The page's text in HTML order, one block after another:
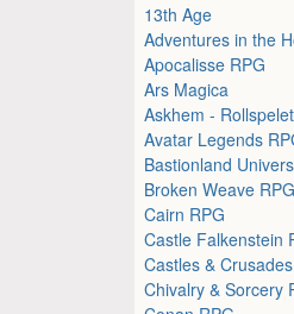
13th Age
Adventures in the
Apocalisse RPG
Ars Magica
Askhem - Rollspelet
Avatar Legends
Bastionland
Broken Weave RPG
Cairn RPG
Castle Falkenstein
Castles &
Chivalry & Sorcery